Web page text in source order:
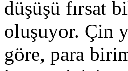
düşüşü fırsat
oluşuyor. Çin
göre, para